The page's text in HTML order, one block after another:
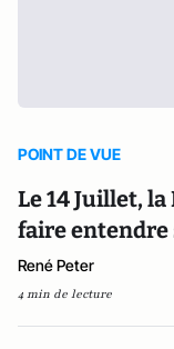
POINT DE VUE
Le 14 Juillet,
faire entendre
René Peter
4 min de lecture